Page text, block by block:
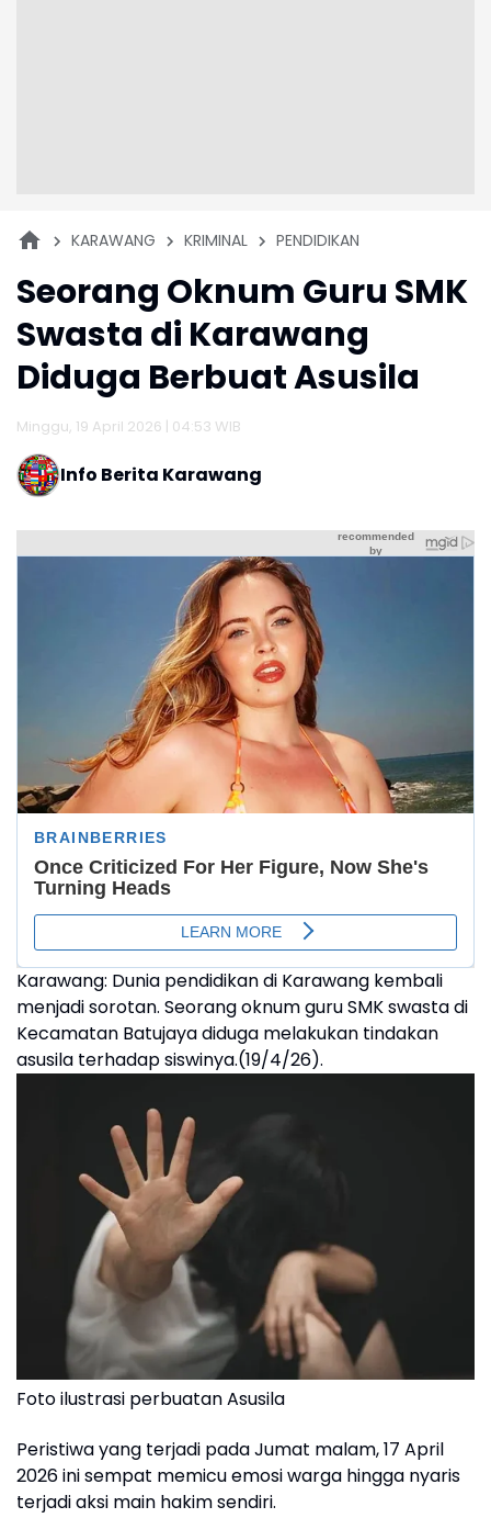
KARAWANG KRIMINAL PENDIDIKAN
Seorang Oknum Guru SMK
Swasta di Karawang
Diduga Berbuat Asusila
Minggu, 19 April 2026 | 04:53 WIB
Info Berita Karawang
Karawang: Dunia pendidikan di Karawang kembali
menjadi sorotan. Seorang oknum guru SMK swasta di
Kecamatan Batujaya diduga melakukan tindakan
asusila terhadap siswinya.(19/4/26).
Foto ilustrasi perbuatan Asusila
Peristiwa yang terjadi pada Jumat malam, 17 April
2026 ini sempat memicu emosi warga hingga nyaris
terjadi aksi main hakim sendiri.